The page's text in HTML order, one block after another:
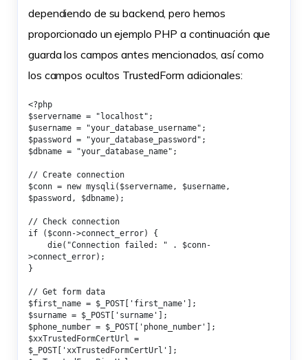
dependiendo de su backend, pero hemos
proporcionado un ejemplo PHP a continuación que
guarda los campos antes mencionados, así como
los campos ocultos TrustedForm adicionales:
<?php
$servername = "localhost";
$username = "your_database_username";
$password = "your_database_password";
$dbname = "your_database_name";
// Create connection
$conn = new mysqli($servername, $username,
$password, $dbname);
// Check connection
if ($conn->connect_error) {
>connect_error);
}
// Get form data
$first_name = $_POST['first_name'];
$surname = $_POST['surname'];
$phone_number = $_POST['phone_number'];
$xxTrustedFormCertUrl =
$_POST['xxTrustedFormCertUrl'];